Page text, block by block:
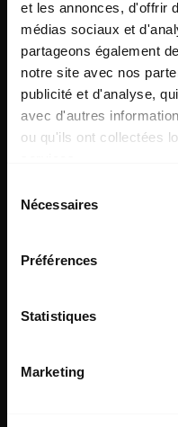
et les annonces, d'offrir
médias sociaux et
partageons également
notre site avec nos
publicité et d'analyse,
avec d'autres
ou qu'ils ont collectées
Nécessaires
Préférences
Statistiques
Marketing